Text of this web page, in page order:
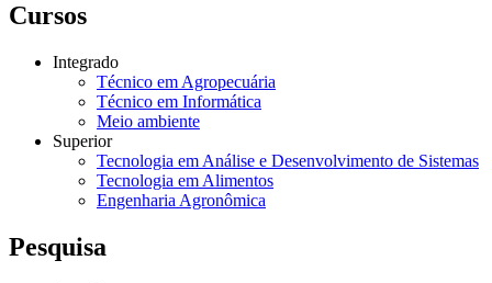
Cursos
Integrado
Técnico em Agropecuária
Técnico em Informática
Meio ambiente
Superior
Tecnologia em Análise e Desenvolvimento de Sistemas
Tecnologia em Alimentos
Engenharia Agronômica
Pesquisa